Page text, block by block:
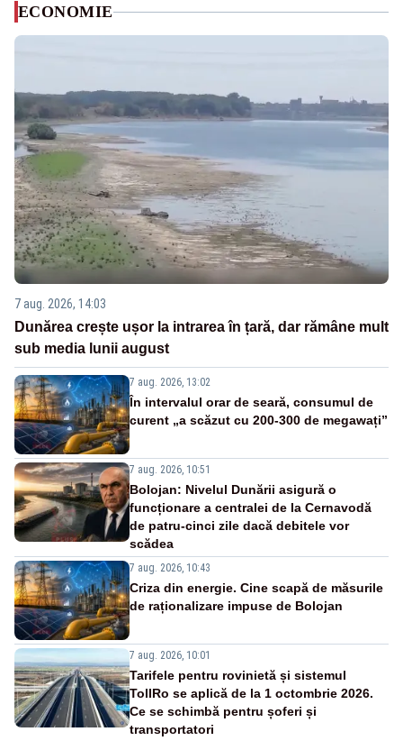
ECONOMIE
7 aug. 2026, 14:03
Dunărea crește ușor la intrarea în țară, dar rămâne mult
sub media lunii august
7 aug. 2026, 13:02
În intervalul orar de seară, consumul de
curent „a scăzut cu 200-300 de megawați”
7 aug. 2026, 10:51
Bolojan: Nivelul Dunării asigură o
funcționare a centralei de la Cernavodă
de patru-cinci zile dacă debitele vor
scădea
7 aug. 2026, 10:43
Criza din energie. Cine scapă de măsurile
de raționalizare impuse de Bolojan
7 aug. 2026, 10:01
Tarifele pentru rovinietă și sistemul
TollRo se aplică de la 1 octombrie 2026.
Ce se schimbă pentru șoferi și
transportatori